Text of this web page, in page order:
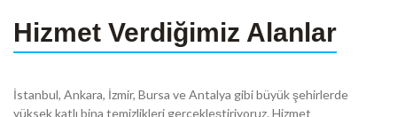
Hizmet Verdiğimiz Alanlar
İstanbul, Ankara, İzmir, Bursa ve Antalya gibi büyük şehirlerde
yüksek katlı bina temizlikleri gerçekleştiriyoruz. Hizmet